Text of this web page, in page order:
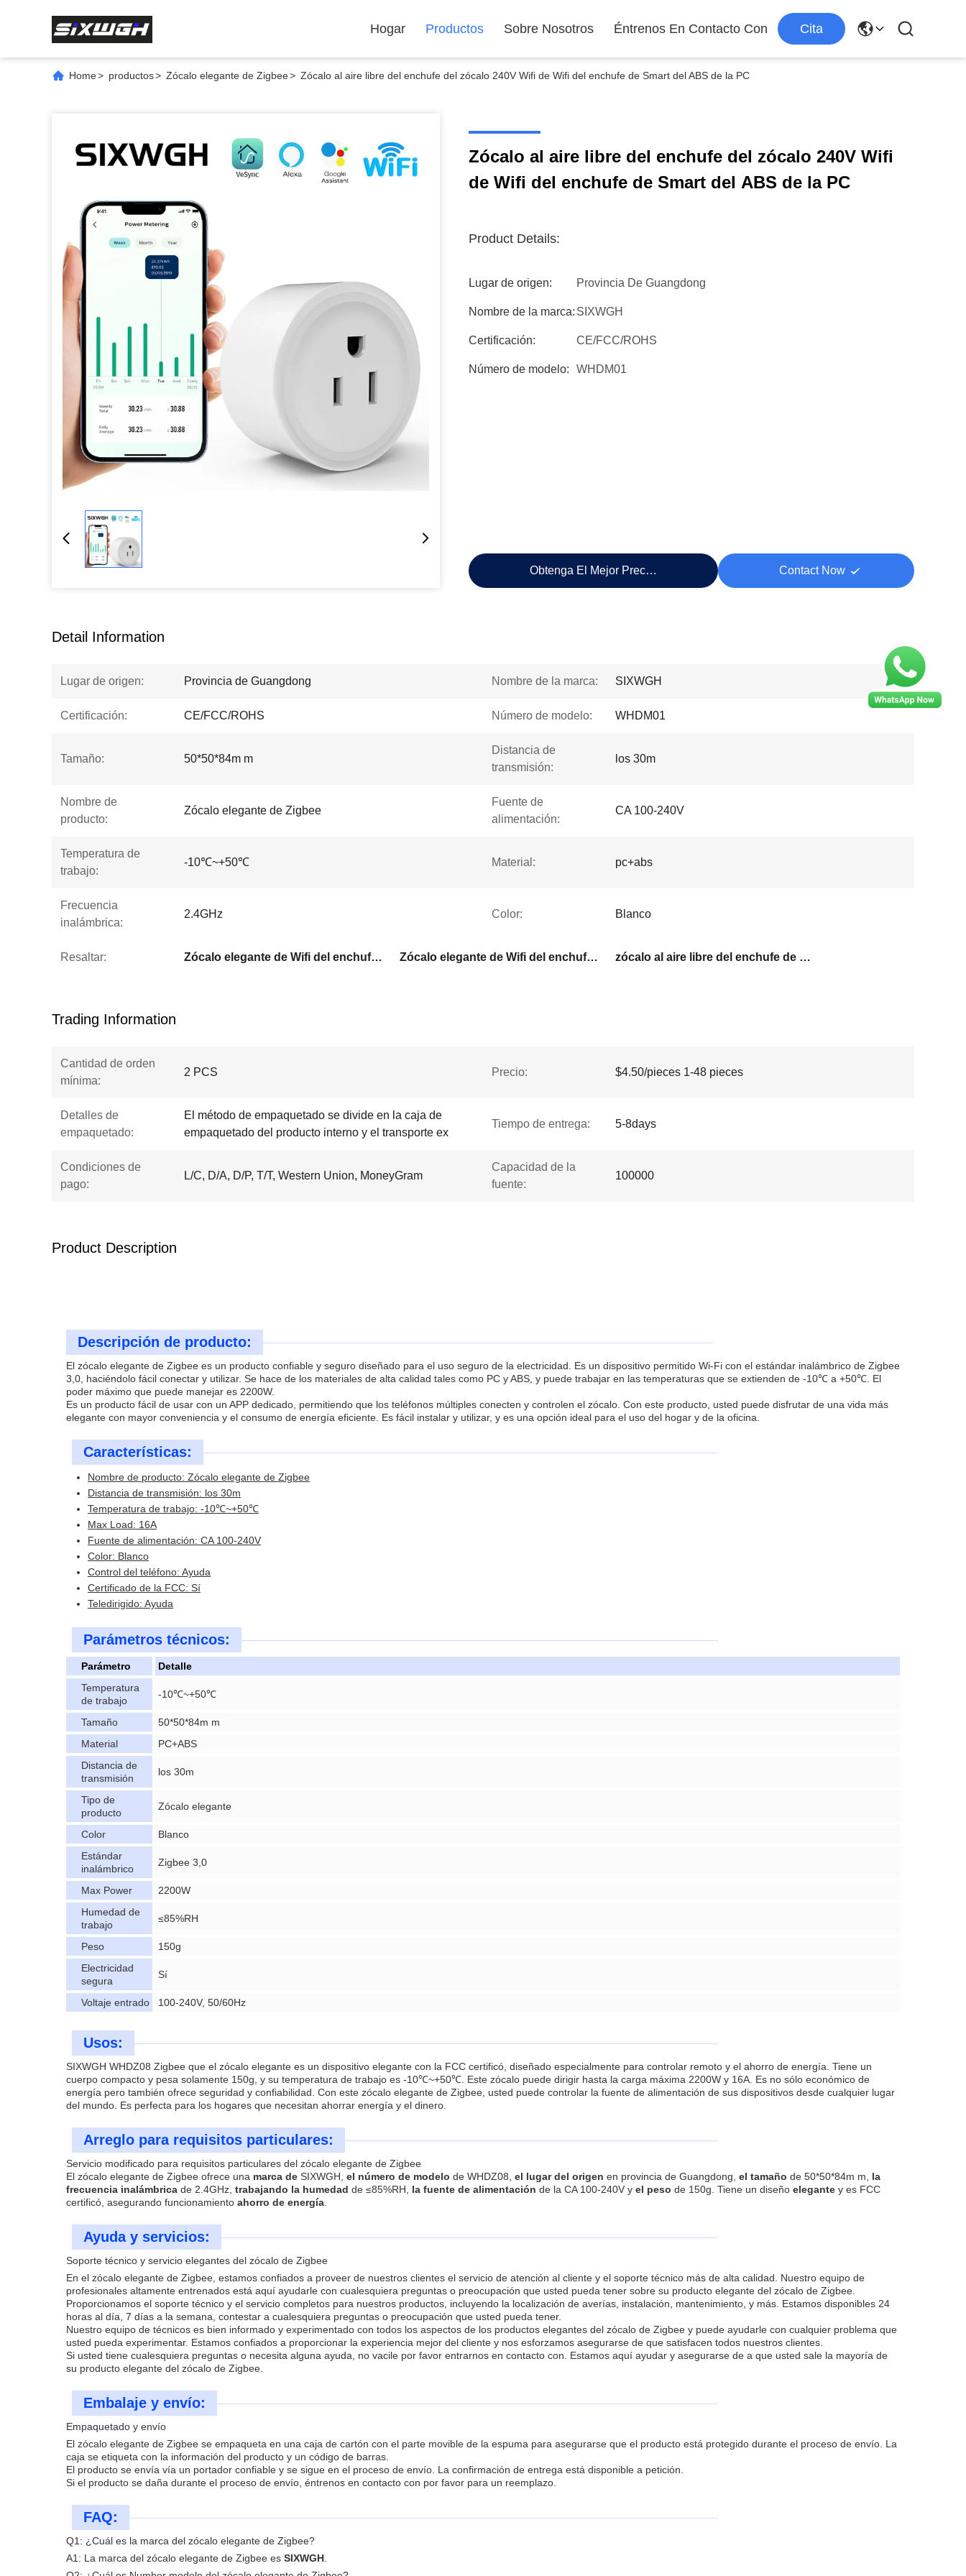
Hogar Productos Sobre Nosotros Éntrenos En Contacto Con Cita
Home> productos> Zócalo elegante de Zigbee> Zócalo al aire libre del enchufe del zócalo 240V Wifi de Wifi del enchufe de Smart del ABS de la PC
Zócalo al aire libre del enchufe del zócalo 240V Wifi
de Wifi del enchufe de Smart del ABS de la PC
Product Details:
Lugar de origen: Provincia De Guangdong
Nombre de la marca: SIXWGH
Certificación: CE/FCC/ROHS
Número de modelo: WHDM01
Obtenga El Mejor Precio Contact Now
Detail Information
Lugar de origen: Provincia de Guangdong Nombre de la marca: SIXWGH
Certificación: CE/FCC/ROHS Número de modelo: WHDM01
Tamaño: 50*50*84m m
Distancia de
transmisión:
los 30m
Nombre de
producto:
Zócalo elegante de Zigbee
Fuente de
alimentación:
CA 100-240V
Temperatura de
trabajo:
-10℃~+50℃ Material: pc+abs
Frecuencia
inalámbrica:
2.4GHz Color: Blanco
Resaltar: Zócalo elegante de Wifi del enchufe del ABS Zócalo elegante de Wifi del enchufe de la PC zócalo al aire libre del enchufe de 240V Wifi
Trading Information
Cantidad de orden
mínima:
2 PCS Precio: $4.50/pieces 1-48 pieces
Detalles de
empaquetado:
El método de empaquetado se divide en la caja de
empaquetado del producto interno y el transporte ex
Tiempo de entrega: 5-8days
Condiciones de
pago:
L/C, D/A, D/P, T/T, Western Union, MoneyGram
Capacidad de la
fuente:
100000
Product Description
Descripción de producto:
El zócalo elegante de Zigbee es un producto confiable y seguro diseñado para el uso seguro de la electricidad. Es un dispositivo permitido Wi-Fi con el estándar inalámbrico de Zigbee
3,0, haciéndolo fácil conectar y utilizar. Se hace de los materiales de alta calidad tales como PC y ABS, y puede trabajar en las temperaturas que se extienden de -10℃ a +50℃. El
poder máximo que puede manejar es 2200W.
Es un producto fácil de usar con un APP dedicado, permitiendo que los teléfonos múltiples conecten y controlen el zócalo. Con este producto, usted puede disfrutar de una vida más
elegante con mayor conveniencia y el consumo de energía eficiente. Es fácil instalar y utilizar, y es una opción ideal para el uso del hogar y de la oficina.
Características:
Nombre de producto: Zócalo elegante de Zigbee
Distancia de transmisión: los 30m
Temperatura de trabajo: -10℃~+50℃
Max Load: 16A
Fuente de alimentación: CA 100-240V
Color: Blanco
Control del teléfono: Ayuda
Certificado de la FCC: Sí
Teledirigido: Ayuda
Parámetros técnicos:
Parámetro
Detalle
Temperatura
de trabajo
-10℃~+50℃
Tamaño
50*50*84m m
Material
PC+ABS
Distancia de
transmisión
los 30m
Tipo de
producto
Zócalo elegante
Color
Blanco
Estándar
inalámbrico
Zigbee 3,0
Max Power
2200W
Humedad de
trabajo
≤85%RH
Peso
150g
Electricidad
segura
Sí
Voltaje entrado 100-240V, 50/60Hz
Usos:
SIXWGH WHDZ08 Zigbee que el zócalo elegante es un dispositivo elegante con la FCC certificó, diseñado especialmente para controlar remoto y el ahorro de energía. Tiene un
cuerpo compacto y pesa solamente 150g, y su temperatura de trabajo es -10℃~+50℃. Este zócalo puede dirigir hasta la carga máxima 2200W y 16A. Es no sólo económico de
energía pero también ofrece seguridad y confiabilidad. Con este zócalo elegante de Zigbee, usted puede controlar la fuente de alimentación de sus dispositivos desde cualquier lugar
del mundo. Es perfecta para los hogares que necesitan ahorrar energía y el dinero.
Arreglo para requisitos particulares:
Servicio modificado para requisitos particulares del zócalo elegante de Zigbee
El zócalo elegante de Zigbee ofrece una marca de SIXWGH, el número de modelo de WHDZ08, el lugar del origen en provincia de Guangdong, el tamaño de 50*50*84m m, la
frecuencia inalámbrica de 2.4GHz, trabajando la humedad de ≤85%RH, la fuente de alimentación de la CA 100-240V y el peso de 150g. Tiene un diseño elegante y es FCC
certificó, asegurando funcionamiento ahorro de energía
Ayuda y servicios:
Soporte técnico y servicio elegantes del zócalo de Zigbee
En el zócalo elegante de Zigbee, estamos confiados a proveer de nuestros clientes el servicio de atención al cliente y el soporte técnico más de alta calidad. Nuestro equipo de
profesionales altamente entrenados está aquí ayudarle con cualesquiera preguntas o preocupación que usted pueda tener sobre su producto elegante del zócalo de Zigbee.
Proporcionamos el soporte técnico y el servicio completos para nuestros productos, incluyendo la localización de averías, instalación, mantenimiento, y más. Estamos disponibles 24
horas al día, 7 días a la semana, contestar a cualesquiera preguntas o preocupación que usted pueda tener.
Nuestro equipo de técnicos es bien informado y experimentado con todos los aspectos de los productos elegantes del zócalo de Zigbee y puede ayudarle con cualquier problema que
usted pueda experimentar. Estamos confiados a proporcionar la experiencia mejor del cliente y nos esforzamos asegurarse de que satisfacen todos nuestros clientes.
Si usted tiene cualesquiera preguntas o necesita alguna ayuda, no vacile por favor entrarnos en contacto con. Estamos aquí ayudar y asegurarse de a que usted sale la mayoría de
su producto elegante del zócalo de Zigbee.
Embalaje y envío:
Empaquetado y envío
El zócalo elegante de Zigbee se empaqueta en una caja de cartón con el parte movible de la espuma para asegurarse que el producto está protegido durante el proceso de envío. La
caja se etiqueta con la información del producto y un código de barras.
El producto se envía vía un portador confiable y se sigue en el proceso de envío. La confirmación de entrega está disponible a petición.
Si el producto se daña durante el proceso de envío, éntrenos en contacto con por favor para un reemplazo.
FAQ:
Q1: ¿Cuál es la marca del zócalo elegante de Zigbee?
A1: La marca del zócalo elegante de Zigbee es SIXWGH